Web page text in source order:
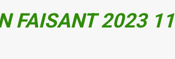
FAISANT 2023 11